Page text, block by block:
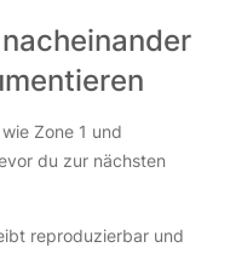
Zone 1 und
du zur nächsten
reproduzierbar und